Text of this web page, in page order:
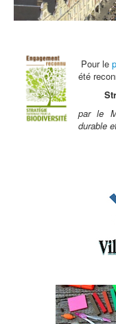
Contact
Pour le
été
par le
durable